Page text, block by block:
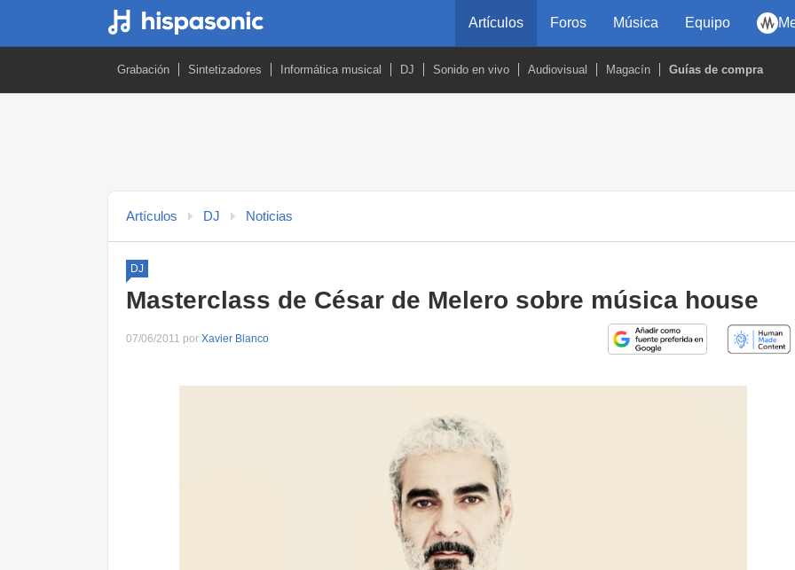
Artículos Foros Música Equipo
Grabación Sintetizadores Informática musical DJ Sonido en vivo Audiovisual Magacín Guías de compra
Artículos DJ Noticias
DJ
Masterclass de César de Melero sobre música house
07/06/2011 por Xavier Blanco